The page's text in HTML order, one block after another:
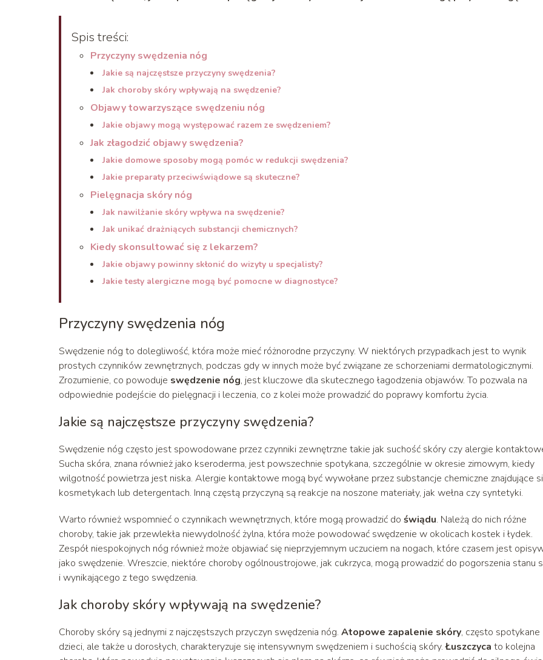
Spis treści:
Przyczyny swędzenia nóg
Jakie są najczęstsze przyczyny swędzenia?
Jak choroby skóry wpływają na swędzenie?
Objawy towarzyszące swędzeniu nóg
Jakie objawy mogą występować razem ze swędzeniem?
Jak złagodzić objawy swędzenia?
Jakie domowe sposoby mogą pomóc w redukcji swędzenia?
Jakie preparaty przeciwświądowe są skuteczne?
Pielęgnacja skóry nóg
Jak nawilżanie skóry wpływa na swędzenie?
Jak unikać drażniących substancji chemicznych?
Kiedy skonsultować się z lekarzem?
Jakie objawy powinny skłonić do wizyty u specjalisty?
Jakie testy alergiczne mogą być pomocne w diagnostyce?
Przyczyny swędzenia nóg
Swędzenie nóg to dolegliwość, która może mieć różnorodne przyczyny. W niektórych przypadkach jest to wynik
prostych czynników zewnętrznych, podczas gdy w innych może być związane ze schorzeniami dermatologicznymi.
Zrozumienie, co powoduje swędzenie nóg, jest kluczowe dla skutecznego łagodzenia objawów. To pozwala na
odpowiednie podejście do pielęgnacji i leczenia, co z kolei może prowadzić do poprawy komfortu życia.
Jakie są najczęstsze przyczyny swędzenia?
Swędzenie nóg często jest spowodowane przez czynniki zewnętrzne takie jak suchość skóry czy alergie
Sucha skóra, znana również jako kseroderma, jest powszechnie spotykana, szczególnie w okresie zimowym, kiedy
wilgotność powietrza jest niska. Alergie kontaktowe mogą być wywołane przez substancje chemiczne znajdujące
kosmetykach lub detergentach. Inną częstą przyczyną są reakcje na noszone materiały, jak wełna czy syntetyki.
Warto również wspomnieć o czynnikach wewnętrznych, które mogą prowadzić do świądu. Należą do nich różne
choroby, takie jak przewlekła niewydolność żylna, która może powodować swędzenie w okolicach kostek i łydek.
Zespół niespokojnych nóg również może objawiać się nieprzyjemnym uczuciem na nogach, które czasem jest
jako swędzenie. Wreszcie, niektóre choroby ogólnoustrojowe, jak cukrzyca, mogą prowadzić do pogorszenia stanu
i wynikającego z tego swędzenia.
Jak choroby skóry wpływają na swędzenie?
Choroby skóry są jednymi z najczęstszych przyczyn swędzenia nóg. Atopowe zapalenie skóry, często spotykane
dzieci, ale także u dorosłych, charakteryzuje się intensywnym swędzeniem i suchością skóry.Łuszczyca to kolejna